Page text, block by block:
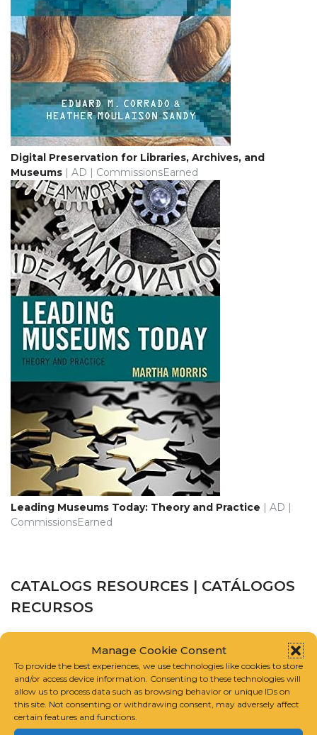
Manage Cookie Consent
To provide the best experiences, we use technologies like cookies to store
and/or access device information. Consenting to these technologies will
allow us to process data such as browsing behavior or unique IDs on
this site. Not consenting or withdrawing consent, may adversely affect
certain features and functions.
Digital Preservation for Libraries, Archives, and
Museums | AD | CommissionsEarned
Leading Museums Today: Theory and Practice | AD |
CommissionsEarned
CATALOGS RESOURCES | CATÁLOGOS
RECURSOS
CATALOGUE RAISONNÉ SCHOLARS ASSOCIATION
INTERNATIONAL FOUNDATION FOR ART RESEARCH
GUIDELINES FOR COMPILING A CATALOGUE RAISONNÉ